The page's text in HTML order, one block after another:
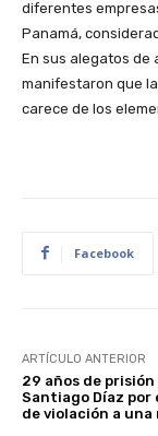
diferentes
Panamá,
En sus alegatos de
manifestaron que
carece de los
Facebook
ARTÍCULO ANTERIOR
29 años de prisión
Santiago Díaz por
de violación a una